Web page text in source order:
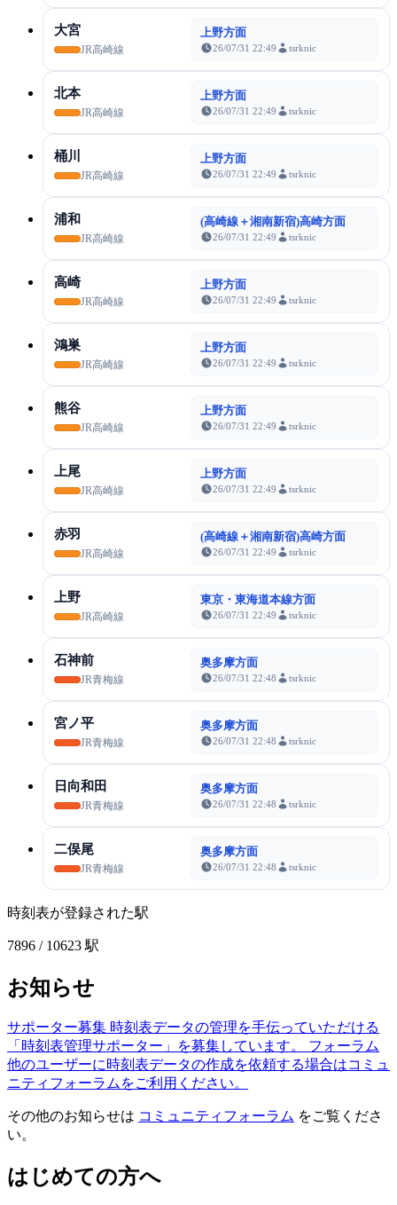
大宮
JR高崎線
上野方面
26/07/31 22:49 tsrknic
北本
JR高崎線
上野方面
26/07/31 22:49 tsrknic
桶川
JR高崎線
上野方面
26/07/31 22:49 tsrknic
浦和
JR高崎線
(高崎線＋湘南新宿)高崎方面
26/07/31 22:49 tsrknic
高崎
JR高崎線
上野方面
26/07/31 22:49 tsrknic
鴻巣
JR高崎線
上野方面
26/07/31 22:49 tsrknic
熊谷
JR高崎線
上野方面
26/07/31 22:49 tsrknic
上尾
JR高崎線
上野方面
26/07/31 22:49 tsrknic
赤羽
JR高崎線
(高崎線＋湘南新宿)高崎方面
26/07/31 22:49 tsrknic
上野
JR高崎線
東京・東海道本線方面
26/07/31 22:49 tsrknic
石神前
JR青梅線
奥多摩方面
26/07/31 22:48 tsrknic
宮ノ平
JR青梅線
奥多摩方面
26/07/31 22:48 tsrknic
日向和田
JR青梅線
奥多摩方面
26/07/31 22:48 tsrknic
二俣尾
JR青梅線
奥多摩方面
26/07/31 22:48 tsrknic
時刻表が登録された駅
7896 / 10623 駅
お知らせ
サポーター募集 時刻表データの管理を手伝っていただける
「時刻表管理サポーター」を募集しています。
フォーラム
他のユーザーに時刻表データの作成を依頼する場合はコミュ
ニティフォーラムをご利用ください。
その他のお知らせは コミュニティフォーラム をご覧くださ
い。
はじめての方へ